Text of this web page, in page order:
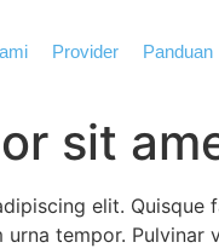
Provider Panduan
sit
elit.
tempor.